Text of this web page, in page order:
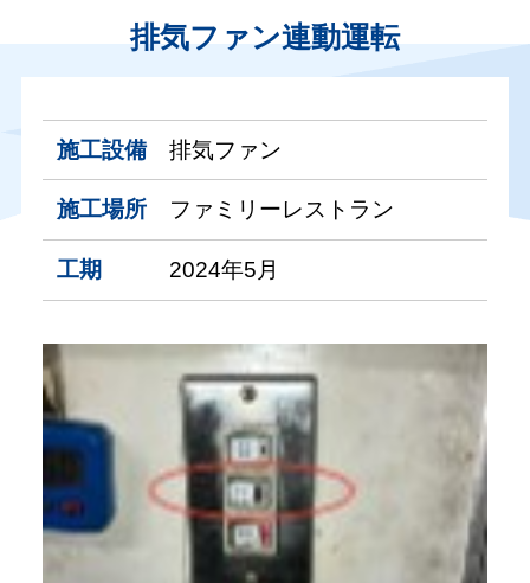
排気ファン連動運転
施工設備 排気ファン
施工場所 ファミリーレストラン
工期 2024年5月